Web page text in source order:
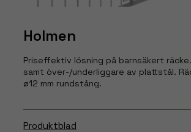
Holmen
Priseffektiv lösning på barnsäkert
samt över-/underliggare av plattstål.
ø12 mm rundstång.
Produktblad
kunna
och